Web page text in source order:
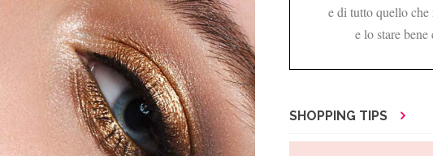
e di tutto quello che
e lo stare bene
SHOPPING TIPS